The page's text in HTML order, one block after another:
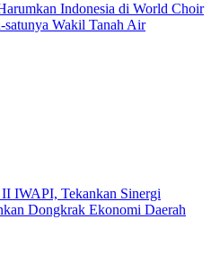
Indonesia di World Choir
satunya Wakil Tanah Air
IWAPI, Tekankan Sinergi
Dongkrak Ekonomi Daerah